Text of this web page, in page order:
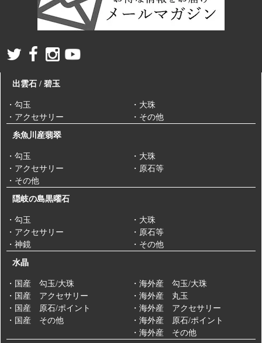
出雲石 / 碧玉
・勾玉
・大珠
・アクセサリー
・その他
糸魚川産翡翠
・勾玉
・大珠
・アクセサリー
・原石等
・その他
隠岐の島黒曜石
・勾玉
・大珠
・アクセサリー
・原石等
・神鏡
・その他
水晶
・国産 勾玉/大珠
・海外産 勾玉/大珠
・国産 アクセサリー
・海外産 丸玉
・国産 原石/ポイント
・海外産 アクセサリー
・国産 その他
・海外産 原石/ポイント
・海外産 その他